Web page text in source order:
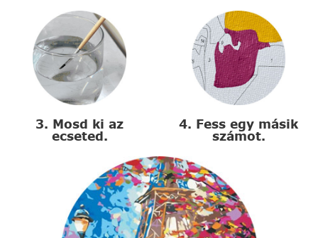
3. Mosd ki az
ecseted.
4. Fess egy másik
számot.